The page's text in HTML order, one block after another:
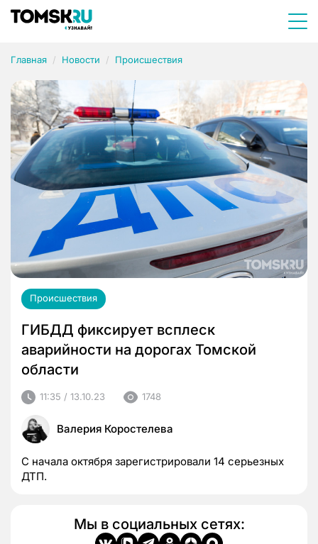
Главная Новости Происшествия
Происшествия
ГИБДД фиксирует всплеск
аварийности на дорогах Томской
области
11:35 / 13.10.23 1748
Валерия Коростелева
С начала октября зарегистрировали 14 серьезных
ДТП.
Мы в социальных сетях: